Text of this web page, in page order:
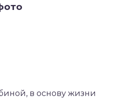
в основу жизни